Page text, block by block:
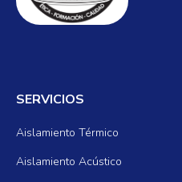
SERVICIOS
Aislamiento Térmico
Aislamiento Acústico